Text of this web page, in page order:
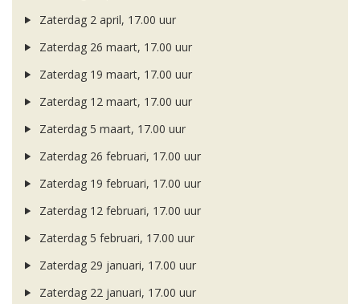
Zaterdag 2 april, 17.00 uur
Zaterdag 26 maart, 17.00 uur
Zaterdag 19 maart, 17.00 uur
Zaterdag 12 maart, 17.00 uur
Zaterdag 5 maart, 17.00 uur
Zaterdag 26 februari, 17.00 uur
Zaterdag 19 februari, 17.00 uur
Zaterdag 12 februari, 17.00 uur
Zaterdag 5 februari, 17.00 uur
Zaterdag 29 januari, 17.00 uur
Zaterdag 22 januari, 17.00 uur